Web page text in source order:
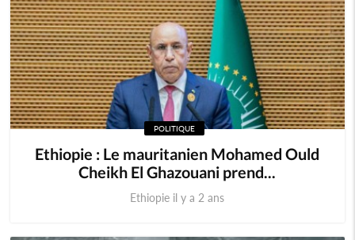
POLITIQUE
Ethiopie : Le mauritanien Mohamed Ould
Cheikh El Ghazouani prend...
Ethiopie il y a 2 ans